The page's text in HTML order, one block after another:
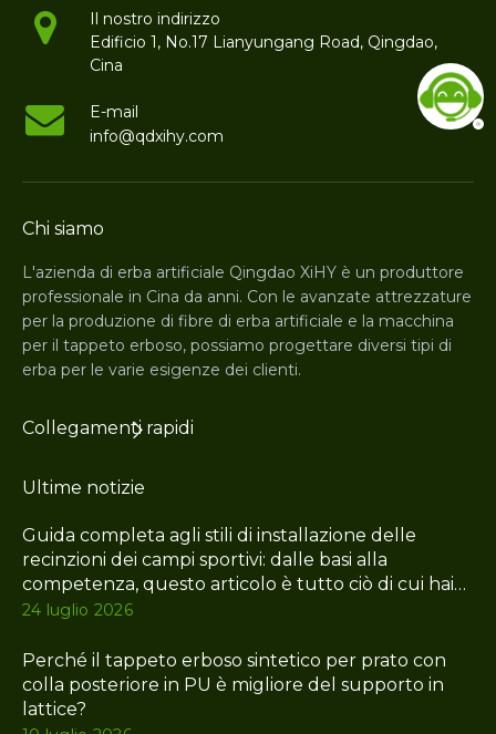
Il nostro indirizzo
Edificio 1, No.17 Lianyungang Road, Qingdao,
Cina
E-mail
info@qdxihy.com
Chi siamo
L'azienda di erba artificiale Qingdao XiHY è un produttore
professionale in Cina da anni. Con le avanzate attrezzature
per la produzione di fibre di erba artificiale e la macchina
per il tappeto erboso, possiamo progettare diversi tipi di
erba per le varie esigenze dei clienti.
Collegamenti rapidi
Ultime notizie
Guida completa agli stili di installazione delle
recinzioni dei campi sportivi: dalle basi alla
competenza, questo articolo è tutto ciò di cui hai
bisogno
24 luglio 2026
Perché il tappeto erboso sintetico per prato con
colla posteriore in PU è migliore del supporto in
lattice?